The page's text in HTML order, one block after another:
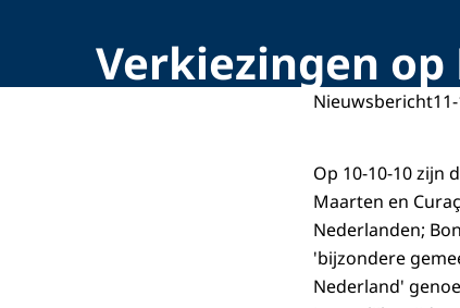
Verkiezingen op
Nieuwsbericht
Op 10-10-10 zijn
Maarten en
Nederlanden;
'bijzondere
Nederland'